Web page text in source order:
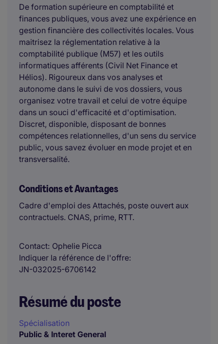
De formation supérieure en comptabilité et
finances publiques, vous avez une expérience en
gestion financière des collectivités locales. Vous
maitrisez la réglementation relative à la
comptabilité publique (M57) et les outils
informatiques afférents (Civil Net Finance et
Hélios). Rigoureux dans vos analyses et
autonome dans le suivi de vos dossiers, vous
organisez votre travail et celui de votre équipe
dans un souci d'efficacité et d'optimisation.
Discret, disponible, disposant de bonnes
compétences relationnelles, d'un sens du service
public, vous savez évoluer en mode projet et en
transversalité.
Conditions et Avantages
Cadre d'emploi des Attachés, poste ouvert aux
contractuels. CNAS, prime, RTT.
Contact Ophelie Picca
Indiquer la référence de l'offre
JN-032025-6706142
Résumé du poste
Spécialisation
Public & Interet General